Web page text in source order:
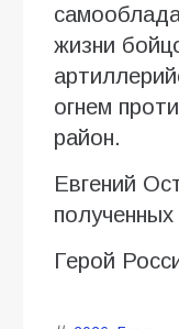
жизни
огнем
район.
Евгений
полученных
Герой